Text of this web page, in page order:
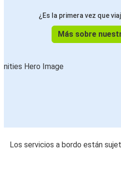
¿Es la primera vez que
Más sobre
Los servicios a bordo están